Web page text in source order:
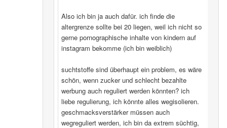
Also ich bin ja auch dafür. ich finde die
altergrenze sollte bei 20 liegen, weil ich nicht so
gerne pornographische inhalte von kindern auf
instagram bekomme (ich bin weiblich)
suchtstoffe sind überhaupt ein problem, es wäre
schön, wenn zucker und schlecht bezahlte
werbung auch reguliert werden könnten? ich
liebe regulierung, ich könnte alles wegisolieren.
geschmacksverstärker müssen auch
wegreguliert werden, ich bin da extrem süchtig,